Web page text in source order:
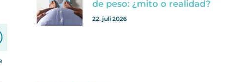
de peso: ¿mito o realidad?
22. juli 2026